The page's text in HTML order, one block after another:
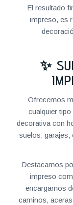
El resultado
impreso, es
✨
Ofrecemos
cualquier
decorativa con
suelos: garajes,
Destacamos
impreso
encargamos
caminos,